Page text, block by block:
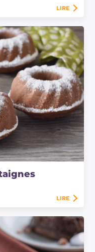
LIRE
LIRE